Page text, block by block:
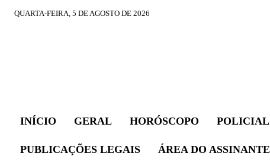
QUARTA-FEIRA, 5 DE AGOSTO DE 2026
INÍCIO GERAL HORÓSCOPO POLICIAL
PUBLICAÇÕES LEGAIS ÁREA DO ASSINANTE